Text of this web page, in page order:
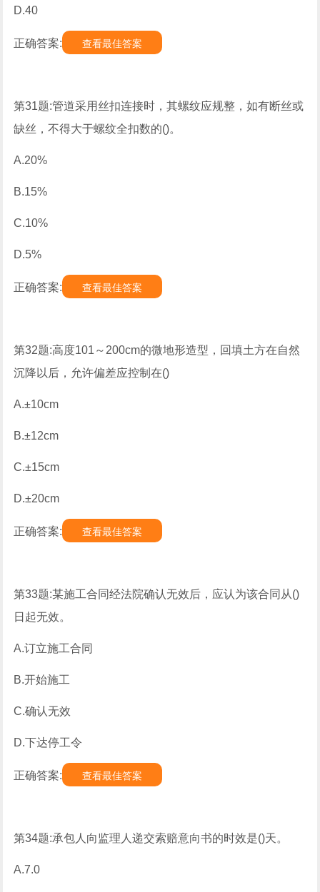
D.40
正确答案: 查看最佳答案
第31题:管道采用丝扣连接时，其螺纹应规整，如有断丝或
缺丝，不得大于螺纹全扣数的()。
A.20%
B.15%
C.10%
D.5%
正确答案: 查看最佳答案
第32题:高度101～200cm的微地形造型，回填土方在自然
沉降以后，允许偏差应控制在()
A.±10cm
B.±12cm
C.±15cm
D.±20cm
正确答案: 查看最佳答案
第33题:某施工合同经法院确认无效后，应认为该合同从()
日起无效。
A.订立施工合同
B.开始施工
C.确认无效
D.下达停工令
正确答案: 查看最佳答案
第34题:承包人向监理人递交索赔意向书的时效是()天。
A.7.0